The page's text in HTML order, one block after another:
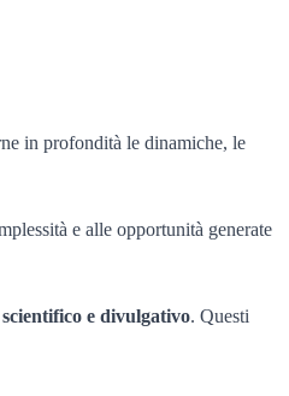
in profondità le dinamiche, le
e alle opportunità generate
scientifico e divulgativo. Questi